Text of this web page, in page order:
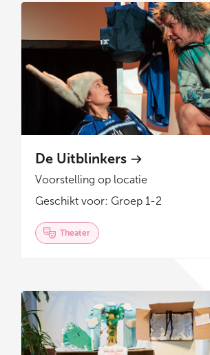
De Uitblinkers
Voorstelling op locatie
Geschikt voor: Groep 1-2
Theater